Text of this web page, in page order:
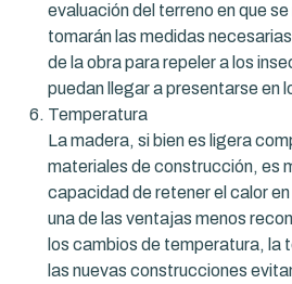
evaluación del terreno en que
tomarán las medidas
de la obra para repeler a los
puedan llegar a presentarse en
Temperatura
La madera, si bien es ligera
materiales de construcción, es
capacidad de retener el calor
una de las ventajas menos
los cambios de temperatura, la
las nuevas construcciones